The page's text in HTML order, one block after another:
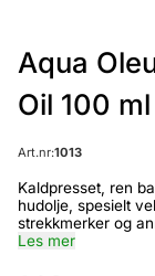
Aqua
Oil 100 ml
Art.nr:1013
Kaldpresset, ren
hudolje, spesielt
strekkmerker og annet arrvev . Aqua
en 100 % ren
Les mer